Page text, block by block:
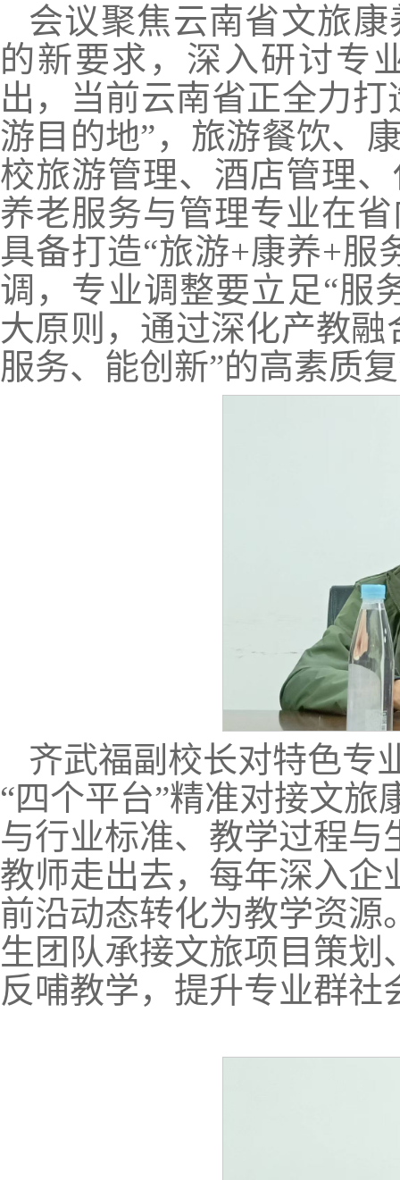
会议聚焦云南省文旅
的新要求，深入研讨专
出，当前云南省正全力
游目的地”，旅游餐饮、
校旅游管理、酒店管理
养老服务与管理专业在
具备打造“旅游+康养+服
调，专业调整要立足“服
大原则，通过深化产教
服务、能创新”的高素质
齐武福副校长对特色专
“四个平台”精准对接文
与行业标准、教学过程与
教师走出去，每年深入企
前沿动态转化为教学资源
生团队承接文旅项目策
反哺教学，提升专业群社